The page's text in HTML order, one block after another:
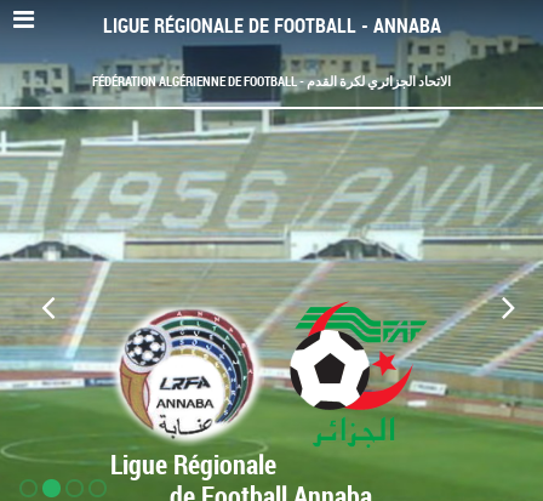
LIGUE RÉGIONALE DE FOOTBALL - ANNABA
FÉDÉRATION ALGÉRIENNE DE FOOTBALL - الاتحاد الجزائري لكرة القدم
Ligue Régionale